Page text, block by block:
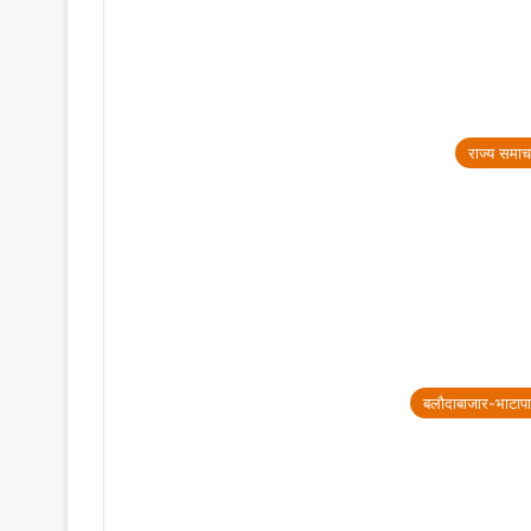
राज्य
बलौदाबाजार-